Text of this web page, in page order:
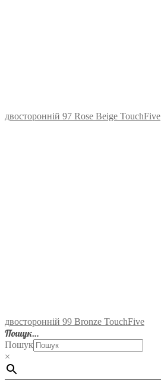
двосторонній 97 Rose Beige TouchFive
двосторонній 99 Bronze TouchFive
Пошук…
Пошук
×